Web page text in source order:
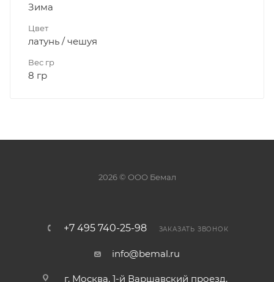
Зима
Цвет
латунь / чешуя
Вес гр
8 гр
2026 © ООО Бемал
+7 495 740-25-98 ЗАКАЗАТЬ ЗВОНОК
info@bemal.ru
г. Москва, 1-й Варшавский проезд,